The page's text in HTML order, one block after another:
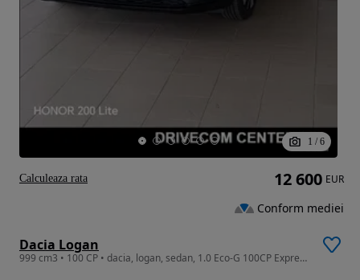
1 / 6
Dacia Logan
999 cm3 • 100 CP • dacia, logan, sedan, 1.0 Eco-G 100CP Expression MT6
12 600 EUR
Conform mediei
Calculeaza rata